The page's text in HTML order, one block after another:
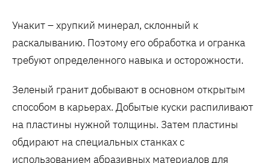
Унакит – хрупкий минерал, склонный к
раскалыванию. Поэтому его обработка и огранка
требуют определенного навыка и осторожности.
Зеленый гранит добывают в основном открытым
способом в карьерах. Добытые куски распиливают
на пластины нужной толщины. Затем пластины
обдирают на специальных станках с
использованием абразивных материалов для